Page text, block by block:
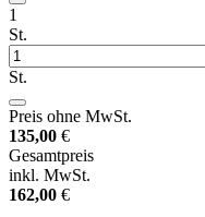
1
St.
St.
Preis ohne MwSt.
135,00 €
Gesamtpreis
inkl. MwSt.
162,00 €